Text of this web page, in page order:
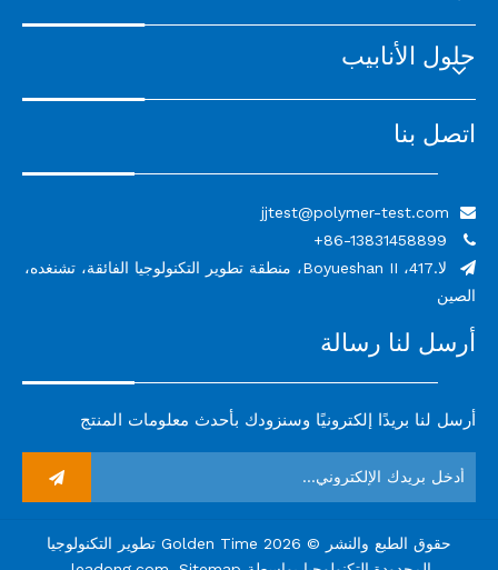
حلول الأنابيب
اتصل بنا

jjtest@polymer-test.com


لا.417، Boyueshan II، منطقة تطوير التكنولوجيا الفائقة، تشنغده،
الصين
أرسل لنا رسالة
أرسل لنا بريدًا إلكترونيًا وسنزودك بأحدث معلومات المنتج
حقوق الطبع والنشر © 2026
Golden Time تطوير التكنولوجيا